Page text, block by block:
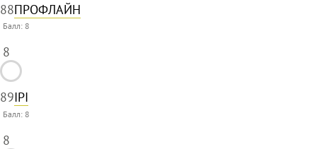
88ПРОФЛАЙН
Балл: 8
8
89IPI
Балл: 8
8